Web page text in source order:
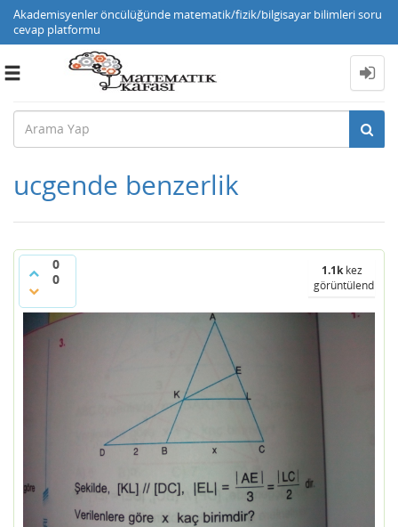
Akademisyenler öncülüğünde matematik/fizik/bilgisayar bilimleri soru
cevap platformu
Toggle
ucgende benzerlik
0
0
1.1kkez
görüntülendi